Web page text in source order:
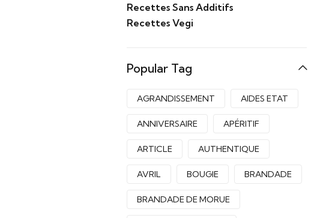
Recettes Sans Additifs
Recettes Vegi
Popular Tag
AGRANDISSEMENT AIDES ETAT
ANNIVERSAIRE APÉRITIF
ARTICLE AUTHENTIQUE
AVRIL BOUGIE BRANDADE
BRANDADE DE MORUE